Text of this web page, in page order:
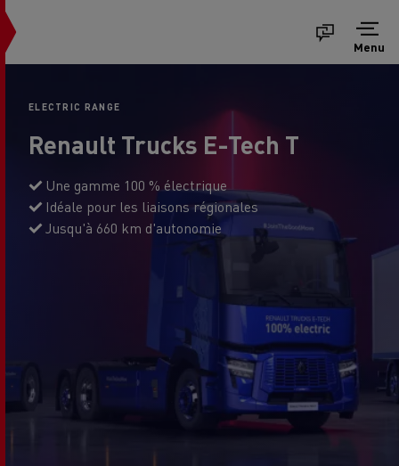
Menu
ELECTRIC RANGE
Renault Trucks E-Tech T
Une gamme 100 % électrique
Idéale pour les liaisons régionales
Jusqu'à 660 km d'autonomie